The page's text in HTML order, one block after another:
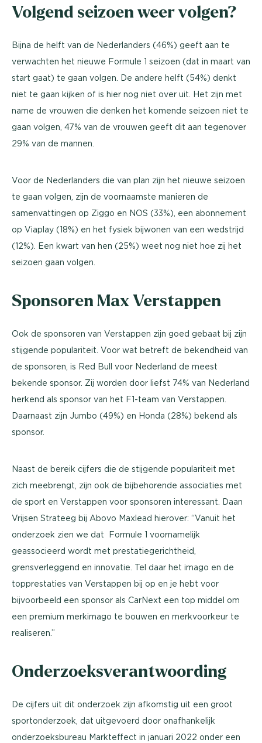
Volgend seizoen weer volgen?
Bijna de helft van de Nederlanders (46%) geeft aan te
verwachten het nieuwe Formule 1 seizoen (dat in maart van
start gaat) te gaan volgen. De andere helft (54%) denkt
niet te gaan kijken of is hier nog niet over uit. Het zijn met
name de vrouwen die denken het komende seizoen niet te
gaan volgen, 47% van de vrouwen geeft dit aan tegenover
29% van de mannen.
Voor de Nederlanders die van plan zijn het nieuwe seizoen
te gaan volgen, zijn de voornaamste manieren de
samenvattingen op Ziggo en NOS (33%), een abonnement
op Viaplay (18%) en het fysiek bijwonen van een wedstrijd
(12%). Een kwart van hen (25%) weet nog niet hoe zij het
seizoen gaan volgen.
Sponsoren Max Verstappen
Ook de sponsoren van Verstappen zijn goed gebaat bij zijn
stijgende populariteit. Voor wat betreft de bekendheid van
de sponsoren, is Red Bull voor Nederland de meest
bekende sponsor. Zij worden door liefst 74% van Nederland
herkend als sponsor van het F1-team van Verstappen.
Daarnaast zijn Jumbo (49%) en Honda (28%) bekend als
sponsor.
Naast de bereik cijfers die de stijgende populariteit met
zich meebrengt, zijn ook de bijbehorende associaties met
de sport en Verstappen voor sponsoren interessant. Daan
Vrijsen Strateeg bij Abovo Maxlead hierover: “Vanuit het
onderzoek zien we dat Formule 1 voornamelijk
geassocieerd wordt met prestatiegerichtheid,
grensverleggend en innovatie. Tel daar het imago en de
topprestaties van Verstappen bij op en je hebt voor
bijvoorbeeld een sponsor als CarNext een top middel om
een premium merkimago te bouwen en merkvoorkeur te
realiseren.”
Onderzoeksverantwoording
De cijfers uit dit onderzoek zijn afkomstig uit een groot
sportonderzoek, dat uitgevoerd door onafhankelijk
onderzoeksbureau Markteffect in januari 2022 onder een